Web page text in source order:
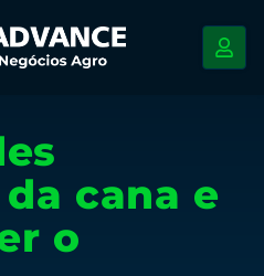
cana e
o